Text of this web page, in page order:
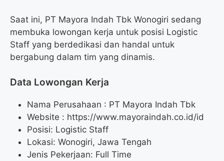
Saat ini, PT Mayora Indah Tbk Wonogiri sedang
membuka lowongan kerja untuk posisi Logistic
Staff yang berdedikasi dan handal untuk
bergabung dalam tim yang dinamis.
Data Lowongan Kerja
Nama Perusahaan : PT Mayora Indah Tbk
Website : https://www.mayoraindah.co.id/id
Posisi: Logistic Staff
Lokasi: Wonogiri, Jawa Tengah
Jenis Pekerjaan: Full Time